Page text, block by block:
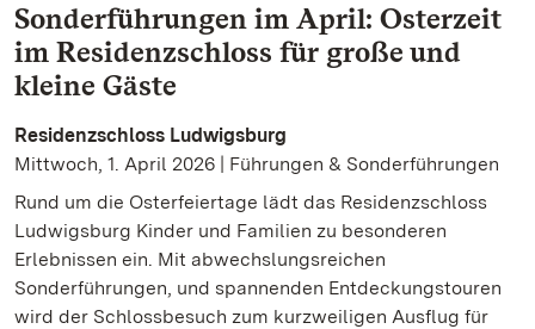
Sonderführungen im April: Osterzeit
im Residenzschloss für große und
kleine Gäste
Residenzschloss Ludwigsburg
Mittwoch, 1. April 2026 | Führungen & Sonderführungen
Rund um die Osterfeiertage lädt das Residenzschloss
Ludwigsburg Kinder und Familien zu besonderen
Erlebnissen ein. Mit abwechslungsreichen
Sonderführungen, und spannenden Entdeckungstouren
wird der Schlossbesuch zum kurzweiligen Ausflug für